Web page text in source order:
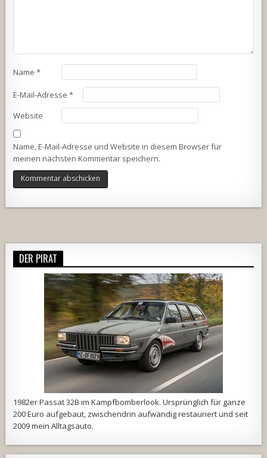
Name*
E-Mail-Adresse*
Website
Name, E-Mail-Adresse und Website in diesem Browser für
meinen nächsten Kommentar speichern.
DER PIRAT
1982er Passat 32B im Kampfbomberlook. Ursprünglich für ganze
200 Euro aufgebaut, zwischendrin aufwändig restauriert und seit
2009 mein Alltagsauto.